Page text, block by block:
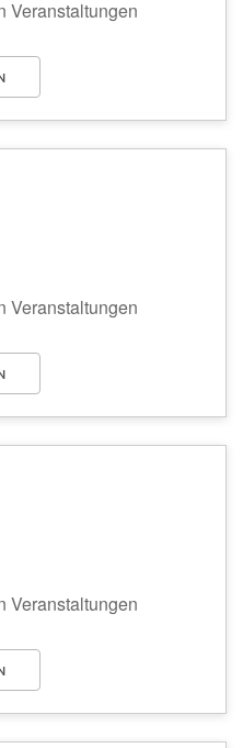
Veranstaltungen
Veranstaltungen
Veranstaltungen